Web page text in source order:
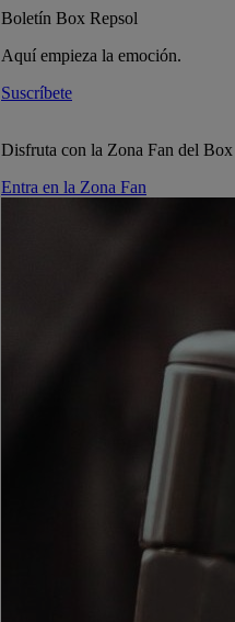
Boletín Box Repsol
Aquí empieza la emoción.
Suscríbete
Disfruta con la Zona Fan del Box
Entra en la Zona Fan